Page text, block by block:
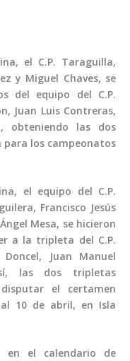
el C.P. Taraguilla,
y Miguel Chaves, se
del equipo del C.P.
Juan Luis Contreras,
obteniendo las dos
los campeonatos
el equipo del C.P.
Francisco Jesús
Mesa, se hicieron
a la tripleta del C.P.
Juan Manuel
las dos tripletas
el certamen
10 de abril, en Isla
el calendario de